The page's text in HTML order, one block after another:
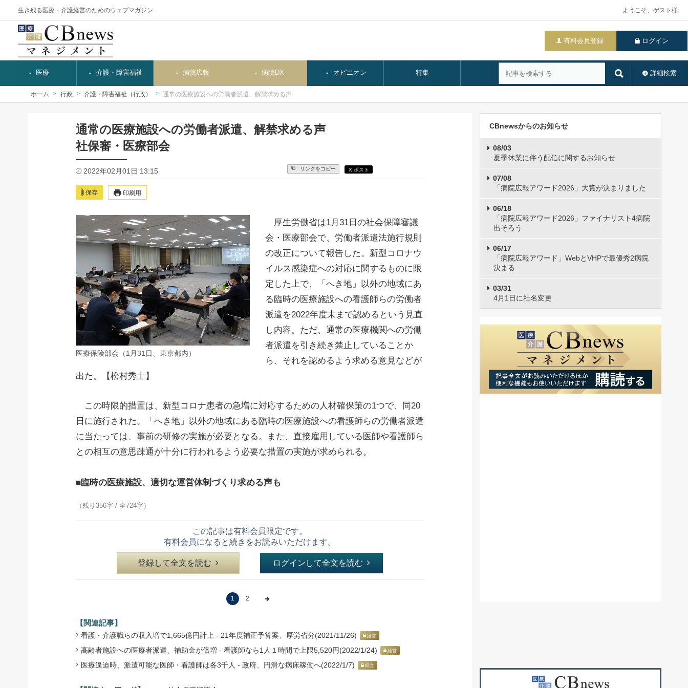
生き残る医療・介護経営のためのウェブマガジン ようこそ、ゲスト様
有料会員登録 ログイン
詳細検索
医療 介護・障害福祉 病院広報 病院DX オピニオン 特集
ホーム 行政 介護・障害福祉（行政） 通常の医療施設への労働者派遣、解禁求める声
通常の医療施設への労働者派遣、解禁求める声
社保審・医療部会
2022年02月01日 13:15 リンクをコピー X ポスト
保存 印刷用
医療保険部会（1月31日、東京都内）
厚生労働省は1月31日の社会保障審議
会・医療部会で、労働者派遣法施行規則
の改正について報告した。新型コロナウ
イルス感染症への対応に関するものに限
定した上で、「へき地」以外の地域にあ
る臨時の医療施設への看護師らの労働者
派遣を2022年度末まで認めるという見直
し内容。ただ、通常の医療機関への労働
者派遣を引き続き禁止していることか
ら、それを認めるよう求める意見などが
出た。【松村秀士】
この時限的措置は、新型コロナ患者の急増に対応するための人材確保策の1つで、同20
日に施行された。「へき地」以外の地域にある臨時の医療施設への看護師らの労働者派遣
に当たっては、事前の研修の実施が必要となる。また、直接雇用している医師や看護師ら
との相互の意思疎通が十分に行われるよう必要な措置の実施が求められる。
■臨時の医療施設、適切な運営体制づくり求める声も
（残り356字 / 全724字）
この記事は有料会員限定です。
有料会員になると続きをお読みいただけます。
登録して全文を読む ログインして全文を読む
1 2
【関連記事】
看護・介護職らの収入増で1,665億円計上 - 21年度補正予算案、厚労省分(2021/11/26) 経営
高齢者施設への医療者派遣、補助金が倍増 - 看護師なら1人１時間で上限5,520円(2022/1/24) 経営
医療逼迫時、派遣可能な医師・看護師は各3千人 - 政府、円滑な病床稼働へ(2022/1/7) 経営
CBnewsからのお知らせ
08/03
夏季休業に伴う配信に関するお知らせ
07/08
「病院広報アワード2026」大賞が決まりました
06/18
「病院広報アワード2026」ファイナリスト4病院
出そろう
06/17
「病院広報アワード」WebとVHPで最優秀2病院
決まる
03/31
4月1日に社名変更